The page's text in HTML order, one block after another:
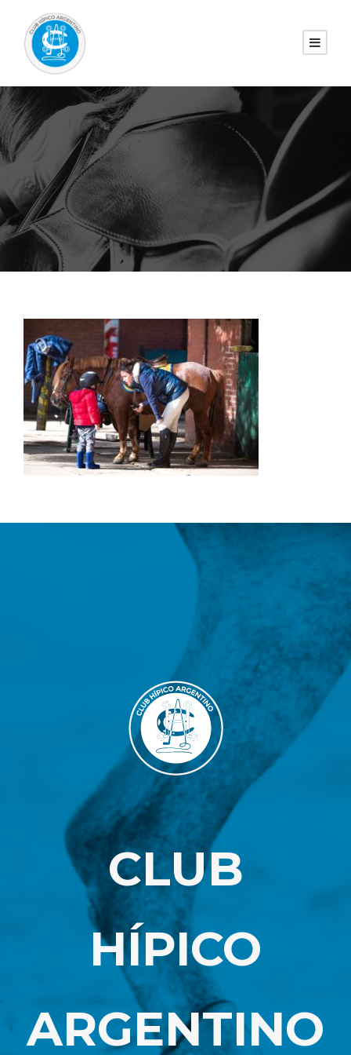
CLUB
HÍPICO
ARGENTINO